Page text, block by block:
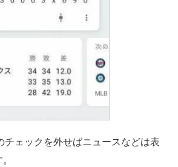
チェックを外せばニュースなどは表